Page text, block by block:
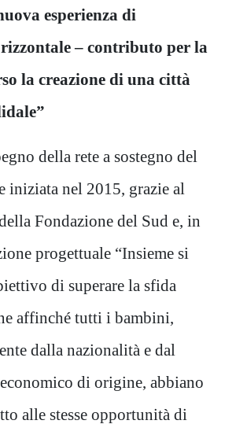
esperienza di
– contributo per la
la creazione di una città
della rete a sostegno del
iniziata nel 2015, grazie al
Fondazione del Sud e, in
progettuale “Insieme si
di superare la sfida
affinché tutti i bambini,
dalla nazionalità e dal
di origine, abbiano
alle stesse opportunità di